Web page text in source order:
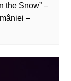
the Snow” –
–